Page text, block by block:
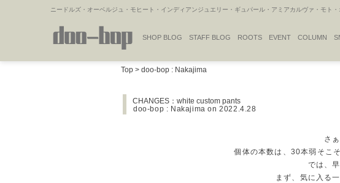
ニードルズ・オーベルジュ・モヒート・インディアンジュエリー・ギュパール・アミアカルヴァ・モ
SHOP BLOG STAFF BLOG ROOTS EVENT COLUMN
Top > doo-bop : Nakajima
CHANGES：white custom pants
doo-bop : Nakajima on 2022.4.28
さ
個体の本数は、30本弱そこ
では、
まず、気に入る